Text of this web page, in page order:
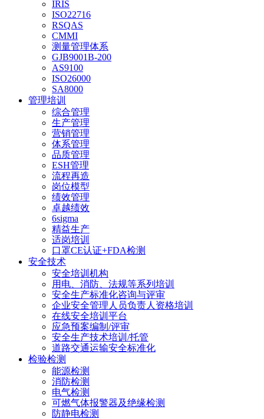
IRIS
ISO22716
RSQAS
CMMI
测量管理体系
GJB9001B-200
AS9100
ISO26000
SA8000
管理培训
综合管理
生产管理
营销管理
体系管理
品质管理
ESH管理
流程再造
岗位模型
绩效管理
卓越绩效
6sigma
精益生产
适岗培训
口罩CE认证+FDA检测
安全技术
安全培训机构
用电、消防、法规等系列培训
安全生产标准化咨询与评审
企业安全管理人员负责人资格培训
在线安全培训平台
应急预案编制/评审
安全生产技术培训/托管
道路交通运输安全标准化
检验检测
能源检测
消防检测
电气检测
可燃气体报警器及绝缘检测
防静电检测